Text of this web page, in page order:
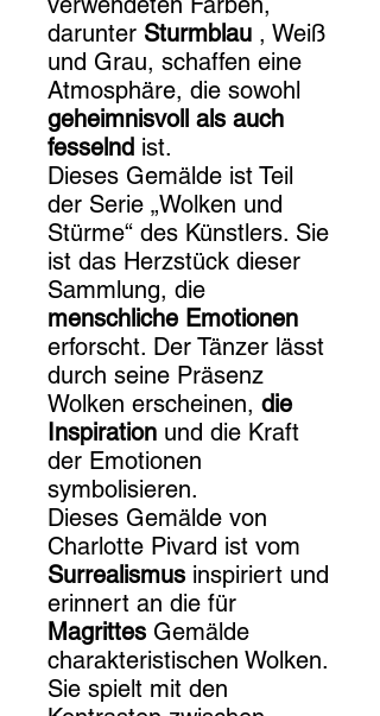
darunter Sturmblau , Weiß
und Grau, schaffen eine
Atmosphäre, die sowohl
geheimnisvoll als auch
fesselnd ist.
Dieses Gemälde ist Teil
der Serie „Wolken und
Stürme“ des Künstlers. Sie
ist das Herzstück dieser
Sammlung, die
menschliche Emotionen
erforscht. Der Tänzer lässt
durch seine Präsenz
Wolken erscheinen, die
Inspiration und die Kraft
der Emotionen
symbolisieren.
Dieses Gemälde von
Charlotte Pivard ist vom
Surrealismus inspiriert und
erinnert an die für
Magrittes Gemälde
charakteristischen Wolken.
Sie spielt mit den